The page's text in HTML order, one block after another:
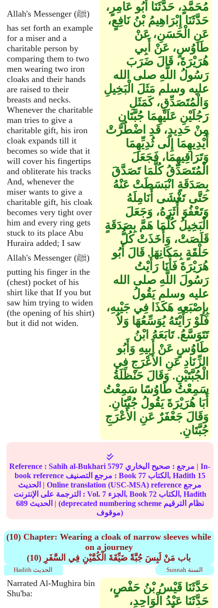
Allah's Messenger (ﷺ)
has set forth an example
for a miser and a
charitable person by
comparing them to two
men wearing two iron
cloaks and their hands
are raised to their
breasts and necks.
Whenever the charitable
man tries to give a
charitable gift, his iron
cloak expands till it
becomes so wide that it
will cover his fingertips
and obliterate his tracks
And, whenever the
miser wants to give a
charitable gift, his cloak
becomes very tight over
him and every ring gets
stuck to its place Abu
Huraira added; I saw
Allah's Messenger (ﷺ)
putting his finger in the
(chest) pocket of his
shirt like that If you but
saw him trying to widen
(the opening of his shirt)
but it did not widen.
مُحَمَّدٍ، حَدَّثَنَا أَبُو عَامِرٍ،
حَدَّثَنَا إِبْرَاهِيمُ بْنُ نَافِعٍ،
عَنِ الْحَسَنِ، عَنْ
طَاوُسٍ، عَنْ أَبِي
هُرَيْرَةَ، قَالَ ضَرَبَ
رَسُولُ اللَّهِ صلى الله
عليه وسلم مَثَلَ الْبَخِيلِ
وَالْمُتَصَدِّقِ، كَمَثَلِ
رَجُلَيْنِ عَلَيْهِمَا جُبَّتَانِ
مِنْ حَدِيدٍ، قَدِ اضْطُرَّتْ
أَيْدِيهِمَا إِلَى ثُدِيِّهِمَا
وَتَرَاقِيهِمَا، فَجَعَلَ
الْمُتَصَدِّقُ كُلَّمَا تَصَدَّقَ
بِصَدَقَةٍ انْبَسَطَتْ عَنْهُ
حَتَّى تَغْشَى أَنَامِلَهُ
وَتَعْفُوَ أَثَرَهُ، وَجَعَلَ
الْبَخِيلُ كُلَّمَا هَمَّ بِصَدَقَةٍ
قَلَصَتْ، وَأَخَذَتْ كُلُّ
حَلْقَةٍ بِمَكَانِهَا‏.‏ قَالَ أَبُو
هُرَيْرَةَ فَأَنَا رَأَيْتُ
رَسُولَ اللَّهِ صلى الله
عليه وسلم يَقُولُ
بِإِصْبَعِهِ هَكَذَا فِي جَيْبِهِ،
فَلَوْ رَأَيْتَهُ يُوَسِّعُهَا وَلاَ
تَتَوَسَّعُ‏.‏ تَابَعَهُ ابْنُ
طَاوُسٍ عَنْ أَبِيهِ وَأَبُو
الزِّنَادِ عَنِ الأَعْرَجِ فِي
الْجُبَّتَيْنِ‏.‏ وَقَالَ حَنْظَلَةُ
سَمِعْتُ طَاوُسًا سَمِعْتُ
أَبَا هُرَيْرَةَ يَقُولُ جُبَّتَانِ‏.‏
وَقَالَ جَعْفَرٌ عَنِ الأَعْرَجِ
جُبَّتَانِ‏.‏
Reference :Sahih al-Bukhari 5797 مرجع : صحيح البخاري | In-
book reference مرجع التصنيف : Book 77 الكتاب, Hadith 15
| Online translation (USC-MSA) reference مرجع
الترجمة على الإنترنت : Vol. 7 الجزء, Book 72
الكتاب, Hadith
689
| (deprecated numbering scheme نظام الترقيم
موقوف)
(10) Chapter: Wearing a cloak of narrow sleeves while
on a journey
(10) باب مَنْ لَبِسَ جُبَّةً ضَيِّقَةَ الْكُمَّيْنِ فِي السَّفَرِ
Sunnah السنة Hadith الحديث
Narrated Al-Mughira bin
Shu'ba:
حَدَّثَنَا قَيْسُ بْنُ حَفْصٍ،
حَدَّثَنَا عَبْدُ الْوَاحِدِ،